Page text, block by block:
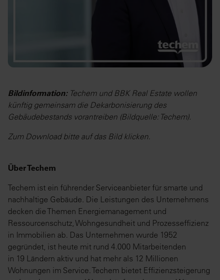
Bildinformation: Techem und BBK Real Estate wollen
künftig gemeinsam die Dekarbonisierung des
Gebäudebestands vorantreiben (Bildquelle: Techem).
Zum Download bitte auf das Bild klicken.
Über Techem
Techem ist ein führender Serviceanbieter für smarte und
nachhaltige Gebäude. Die Leistungen des Unternehmens
decken die Themen Energiemanagement und
Ressourcenschutz, Wohngesundheit und Prozesseffizienz
in Immobilien ab. Das Unternehmen wurde 1952
gegründet, ist heute mit rund 4.000 Mitarbeitenden
in 19 Ländern aktiv und hat mehr als 12 Millionen
Wohnungen im Service. Techem bietet Effizienzsteigerung